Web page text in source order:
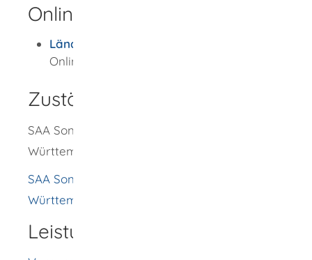
Onlineantrag und Formulare
Länder-eANV
Online-Formular Länder-eANV
Zuständige Stelle
SAA Sonderabfallagentur Baden-
Württemberg GmbH
SAA Sonderabfallagentur Baden-
Württemberg GmbH
Leistungsdetails